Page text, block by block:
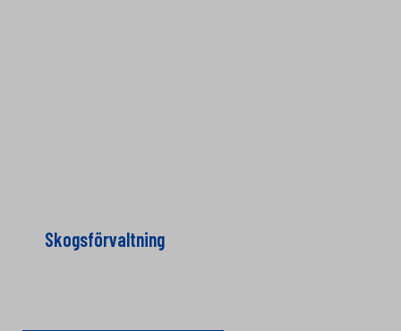
Skogsförvaltning